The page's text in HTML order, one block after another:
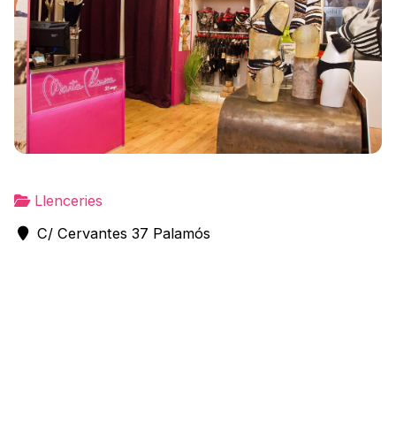
Llenceries
C/ Cervantes 37 Palamós